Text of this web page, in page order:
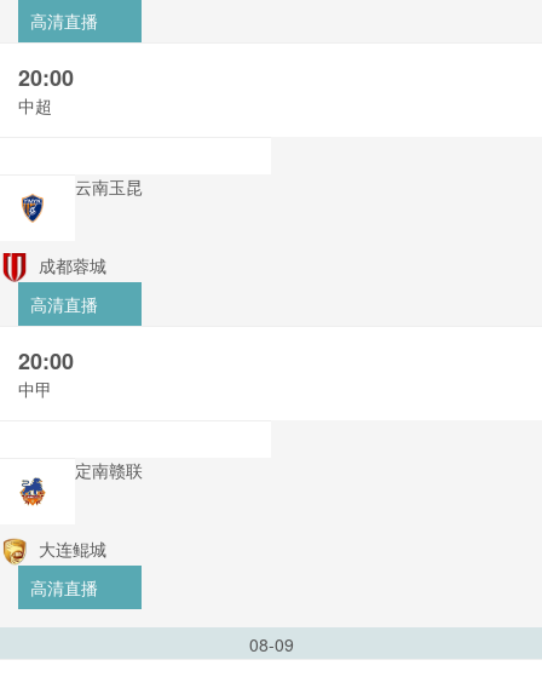
高清直播
20:00
中超
云南玉昆
成都蓉城
高清直播
20:00
中甲
定南赣联
大连鲲城
高清直播
08-09